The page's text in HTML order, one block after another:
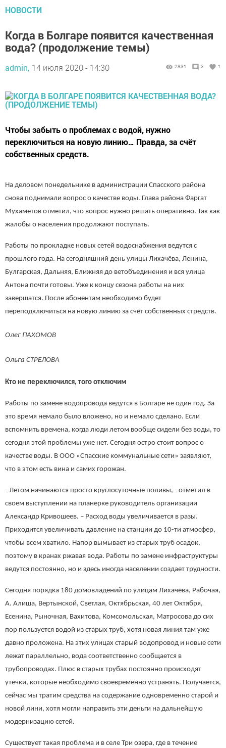
НОВОСТИ
Когда в Болгаре появится качественная
вода? (продолжение темы)
admin, 14 июля 2020 - 14:30 2831 3 1
Чтобы забыть о проблемах с водой, нужно
переключиться на новую линию… Правда, за счёт
собственных средств.
На деловом понедельнике в администрации Спасского района
снова поднимали вопрос о качестве воды. Глава района Фаргат
Мухаметов отметил, что вопрос нужно решать оперативно. Так как
жалобы о населения продолжают поступать.
Работы по прокладке новых сетей водоснабжения ведутся с
прошлого года. На сегодняшний день улицы Лихачёва, Ленина,
Булгарская, Дальняя, Ближняя до ветобъединения и вся улица
Антона почти готовы. Уже к концу сезона работы на них
завершатся. После абонентам необходимо будет
переподключиться на новую линию за счёт собственных стредств.
Олег ПАХОМОВ
Ольга СТРЕЛОВА
Кто не переключился, того отключим
Работы по замене водопровода ведутся в Болгаре не один год. За
это время немало было вложено, но и немало сделано. Если
вспомнить времена, когда люди летом вообще сидели без воды, то
сегодня этой проблемы уже нет. Сегодня остро стоит вопрос о
качестве воды. В ООО «Спасские коммунальные сети» заявляют,
что в этом есть вина и самих горожан.
- Летом начинаются просто круглосуточные поливы, - отметил в
своем выступлении на планерке руководитель организации
Александр Кривошеев. – Расход воды увеличивается в разы.
Приходится увеличивать давление на станции до 10-ти атмосфер,
чтобы всем хватило. Напор вымывает из старых труб осадок,
поэтому в кранах ржавая вода. Работы по замене инфраструктуры
ведутся постоянно, но и здесь иногда населении создает трудности.
Сегодня порядка 180 домовладений по улицам Лихачёва, Рабочая,
А. Алиша, Вертынской, Светлая, Октябрьская, 40 лет Октября,
Есенина, Рыночная, Вахитова, Комсомольская, Матросова до сих
пор пользуется водой из старых труб, хотя новая линия там уже
давно проложена. На этих улицах старый водопровод и новые сети
лежат параллельно, вода соответственно сообщается в
трубопроводах. Плюс в старых трубах постоянно происходят
утечки, которые необходимо своевременно устранять. Получается,
сейчас мы тратим средства на содержание одновременно старой и
новой лини, хотя могли направить эти деньги на дальнейшую
модернизацию сетей.
Существует такая проблема и в селе Три озера, где в течение